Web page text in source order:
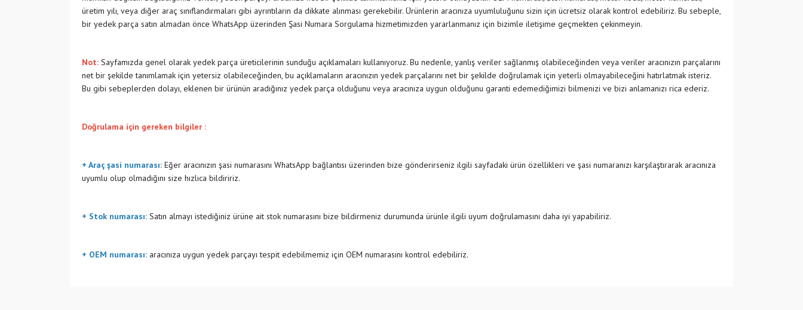
üretim yılı, veya diğer araç sınıflandırmaları gibi ayrıntıların da dikkate alınması gerekebilir. Ürünlerin aracınıza uyumluluğunu sizin için ücretsiz olarak kontrol edebiliriz. Bu sebeple,
bir yedek parça satın almadan önce WhatsApp üzerinden Şasi Numara Sorgulama hizmetimizden yararlanmanız için bizimle iletişime geçmekten çekinmeyin.
Not: Sayfamızda genel olarak yedek parça üreticilerinin sunduğu açıklamaları kullanıyoruz. Bu nedenle, yanlış veriler sağlanmış olabileceğinden veya veriler aracınızın parçalarını
net bir şekilde tanımlamak için yetersiz olabileceğinden, bu açıklamaların aracınızın yedek parçalarını net bir şekilde doğrulamak için yeterli olmayabileceğini hatırlatmak isteriz.
Bu gibi sebeplerden dolayı, eklenen bir ürünün aradığınız yedek parça olduğunu veya aracınıza uygun olduğunu garanti edemediğimizi bilmenizi ve bizi anlamanızı rica ederiz.
Doğrulama için gereken bilgiler :
+ Araç şasi numarası: Eğer aracınızın şasi numarasını WhatsApp bağlantısı üzerinden bize gönderirseniz ilgili sayfadaki ürün özellikleri ve şasi numaranızı karşılaştırarak aracınıza
uyumlu olup olmadığını size hızlıca bildiririz.
+ Stok numarası: Satın almayı istediğiniz ürüne ait stok numarasını bize bildirmeniz durumunda ürünle ilgili uyum doğrulamasını daha iyi yapabiliriz.
+ OEM numarası: aracınıza uygun yedek parçayı tespit edebilmemiz için OEM numarasını kontrol edebiliriz.